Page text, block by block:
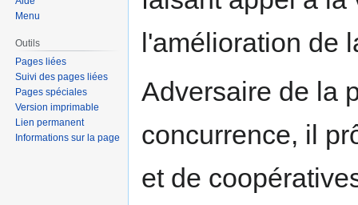
l'amélioration de
Adversaire de la
concurrence, il
et de
Menu
Outils
Pages liées
Suivi des pages liées
Pages spéciales
Version imprimable
Lien permanent
Informations sur la page